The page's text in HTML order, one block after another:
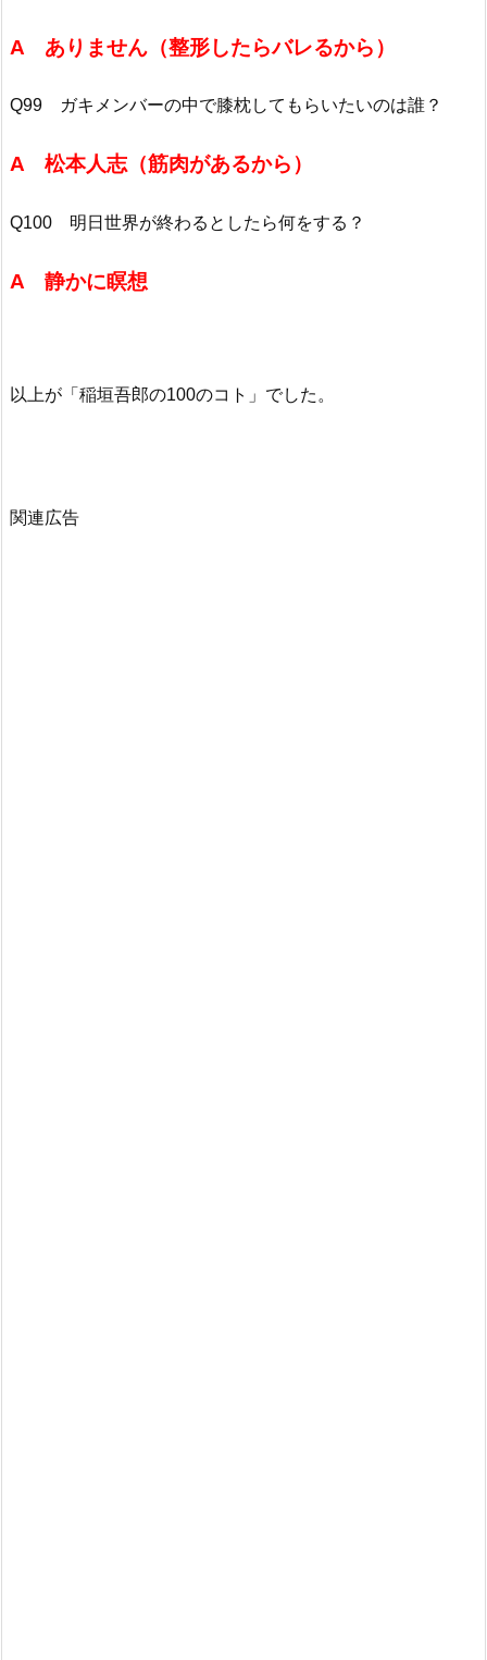
A ありません（整形したらバレるから）
Q99 ガキメンバーの中で膝枕してもらいたいのは誰？
A 松本人志（筋肉があるから）
Q100 明日世界が終わるとしたら何をする？
A 静かに瞑想
以上が「稲垣吾郎の100のコト」でした。
関連広告